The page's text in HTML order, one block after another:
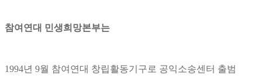
참여연대 민생희망본부는
1994년 9월 참여연대 창립활동기구로 공익소송센터 출범